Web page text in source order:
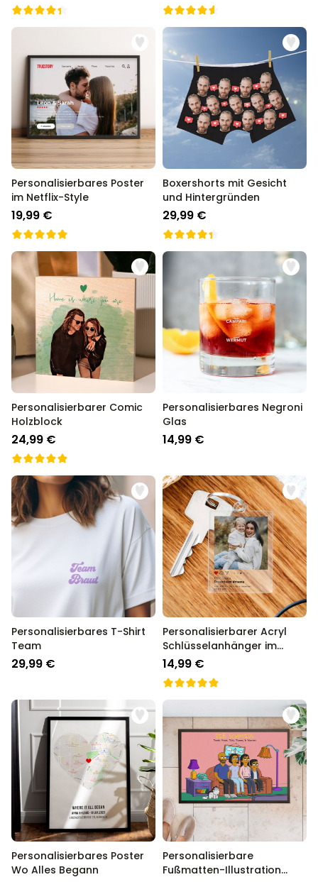
Personalisierbares Poster
im Netflix-Style
19,99 €
Boxershorts mit Gesicht
und Hintergründen
29,99 €
Personalisierbarer Comic
Holzblock
24,99 €
Personalisierbares Negroni
Glas
14,99 €
Personalisierbares T-Shirt
Team
29,99 €
Personalisierbarer Acryl
Schlüsselanhänger im
Instagram-Style
14,99 €
Personalisierbares Poster
Wo Alles Begann
Personalisierbare
Fußmatten-Illustration